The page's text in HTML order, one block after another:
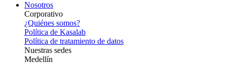
Nosotros
Corporativo
¿Quiénes somos?
Política de Kasalab
Política de tratamiento de datos
Nuestras sedes
Medellín